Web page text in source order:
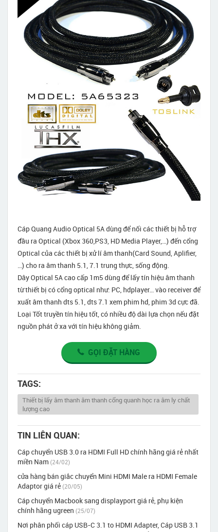
Cáp Quang Audio Optical 5A dùng để nối các thiết bị hỗ trợ
đầu ra Optical (Xbox 360,PS3, HD Media Player,…) đến cổng
Optical của các thiết bị xử lí âm thanh(Card Sound, Aplifier,
…) cho ra âm thanh 5.1, 7.1 trung thực, sống động.
Dây Optical 5A cao cấp 1m5 dùng để lấy tín hiệu âm thanh
từ thiết bị có cổng optical như: PC, hdplayer… vào receiver để
xuất âm thanh dts 5.1, dts 7.1 xem phim hd, phim 3d cực đã.
Loại Tốt truyền tín hiệu tốt, có nhiều độ dài lựa chọn nếu đặt
nguồn phát ở xa với tín hiệu không giảm.
GỌI ĐẶT HÀNG
TAGS:
Thiết bị lấy âm thanh âm thanh cổng quanh học ra âm ly chất
lượng cao
TIN LIÊN QUAN:
Cáp chuyển USB 3.0 ra HDMI Full HD chính hãng giá rẻ nhất
miền Nam (24/02)
cửa hàng bán giắc chuyển Mini HDMI Male ra HDMI Female
Adaptor giá rẻ (20/05)
Cáp chuyển Macbook sang displayport giá rẻ, phụ kiện
chính hãng ugreen (25/07)
Nơi phân phối cáp USB-C 3.1 to HDMI Adapter, Cáp USB 3.1